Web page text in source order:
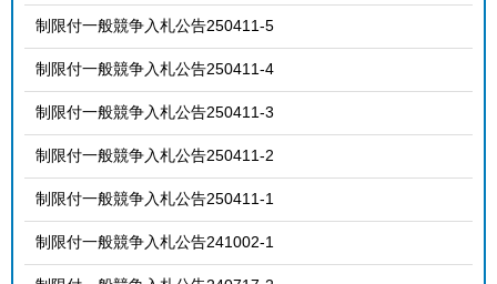
制限付一般競争入札公告250411-5
制限付一般競争入札公告250411-4
制限付一般競争入札公告250411-3
制限付一般競争入札公告250411-2
制限付一般競争入札公告250411-1
制限付一般競争入札公告241002-1